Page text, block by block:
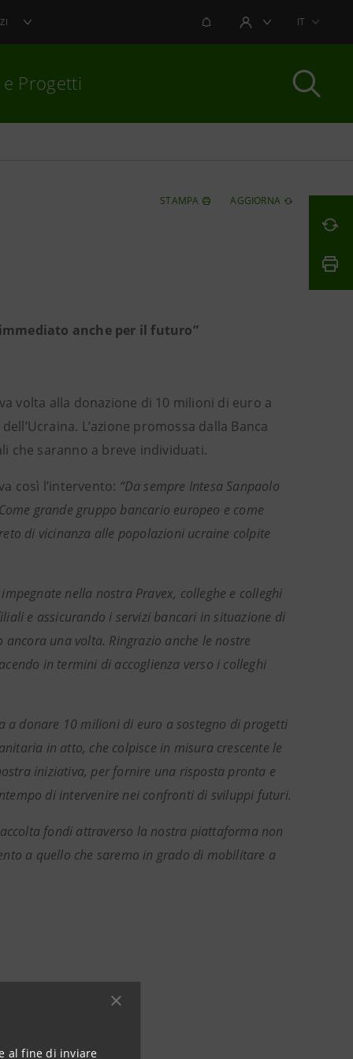
al fine di inviare
NOTIFICHEAREA UTENTEIT
e Progetti
STAMPA AGGIORNA
anche per il futuro”
volta alla donazione di 10 milioni di euro a
L’azione promossa dalla Banca
che saranno a breve individuati.
così l’intervento: “Da sempre Intesa Sanpaolo
grande gruppo bancario europeo e come
di vicinanza alle popolazioni ucraine colpite
nella nostra Pravex, colleghe e colleghi
e assicurando i servizi bancari in situazione di
una volta. Ringrazio anche le nostre
in termini di accoglienza verso i colleghi
a donare 10 milioni di euro a sostegno di progetti
in atto, che colpisce in misura crescente le
iniziativa, per fornire una risposta pronta e
di intervenire nei confronti di sviluppi futuri.
fondi attraverso la nostra piattaforma non
a quello che saremo in grado di mobilitare a